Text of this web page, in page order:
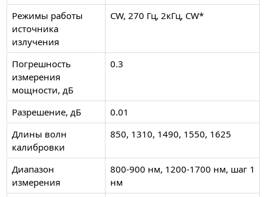
Режимы работы
источника
излучения
CW, 270 Гц, 2кГц, CW*
Погрешность
измерения
мощности, дБ
0.3
Разрешение, дБ
0.01
Длины волн
калибровки
850, 1310, 1490, 1550, 1625
Диапазон
измерения
800-900 нм, 1200-1700 нм, шаг 1
нм